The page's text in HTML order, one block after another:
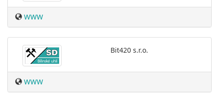
WWW
Bit420 s.r.o.
WWW